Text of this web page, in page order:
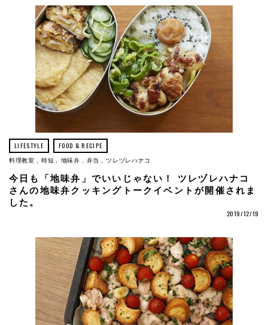
LIFESTYLE FOOD & RECIPE
料理教室 時短 地味弁 弁当 ツレヅレハナコ
今日も「地味弁」でいいじゃない！ ツレヅレハナコ
さんの地味弁クッキングトークイベントが開催されま
した。
2019/12/19